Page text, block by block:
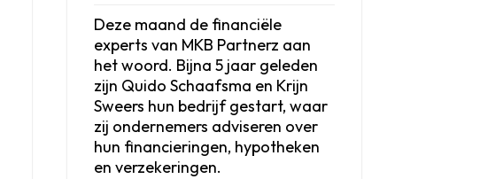
Deze maand de financiële
experts van MKB Partnerz aan
het woord. Bijna 5 jaar geleden
zijn Quido Schaafsma en Krijn
Sweers hun bedrijf gestart, waar
zij ondernemers adviseren over
hun financieringen, hypotheken
en verzekeringen.